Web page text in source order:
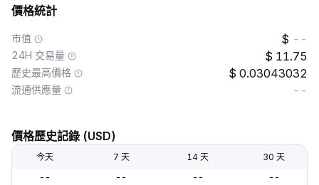
價格統計
市值 --
24H 交易量 11.75
歷史最高價格 0.03043032
流通供應量 --
價格歷史記錄 (USD)
今天 7 天 14 天 30 天
-- -- -- --